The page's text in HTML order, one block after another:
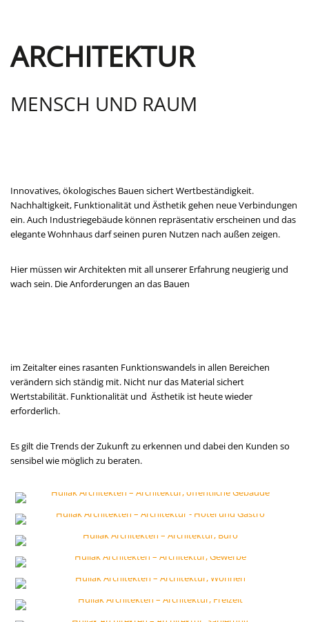
ARCHITEKTUR
MENSCH UND RAUM
Innovatives, ökologisches Bauen sichert Wertbeständigkeit.
Nachhaltigkeit, Funktionalität und Ästhetik gehen neue Verbindungen
ein. Auch Industriegebäude können repräsentativ erscheinen und das
elegante Wohnhaus darf seinen puren Nutzen nach außen zeigen.
Hier müssen wir Architekten mit all unserer Erfahrung neugierig und
wach sein. Die Anforderungen an das Bauen
im Zeitalter eines rasanten Funktionswandels in allen Bereichen
verändern sich ständig mit. Nicht nur das Material sichert
Wertstabilität. Funktionalität und Ästhetik ist heute wieder
erforderlich.
Es gilt die Trends der Zukunft zu erkennen und dabei den Kunden so
sensibel wie möglich zu beraten.